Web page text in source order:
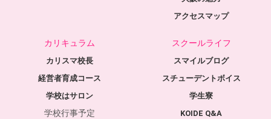
アクセスマップ
カリキュラム
カリスマ校長
経営者育成コース
学校はサロン
学校行事予定
スクールライフ
スマイルブログ
スチューデントボイス
学生寮
KOIDE Q&A